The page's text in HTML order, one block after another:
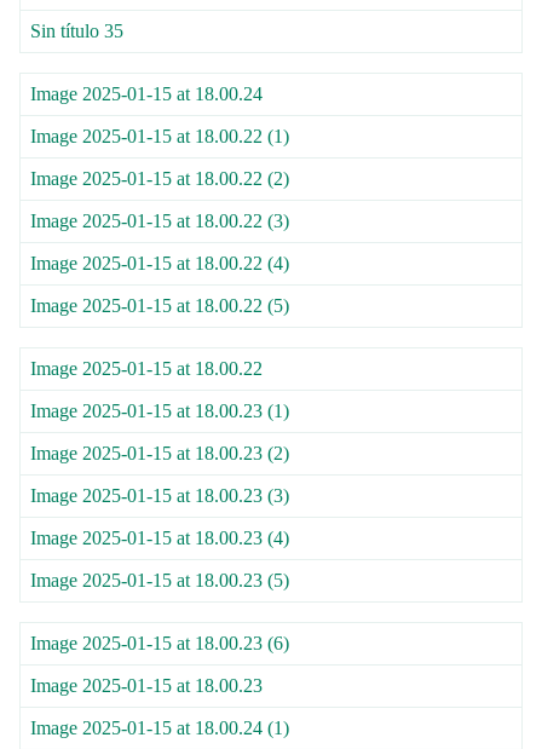
Sin título 35
Image 2025-01-15 at 18.00.24
Image 2025-01-15 at 18.00.22 (1)
Image 2025-01-15 at 18.00.22 (2)
Image 2025-01-15 at 18.00.22 (3)
Image 2025-01-15 at 18.00.22 (4)
Image 2025-01-15 at 18.00.22 (5)
Image 2025-01-15 at 18.00.22
Image 2025-01-15 at 18.00.23 (1)
Image 2025-01-15 at 18.00.23 (2)
Image 2025-01-15 at 18.00.23 (3)
Image 2025-01-15 at 18.00.23 (4)
Image 2025-01-15 at 18.00.23 (5)
Image 2025-01-15 at 18.00.23 (6)
Image 2025-01-15 at 18.00.23
Image 2025-01-15 at 18.00.24 (1)